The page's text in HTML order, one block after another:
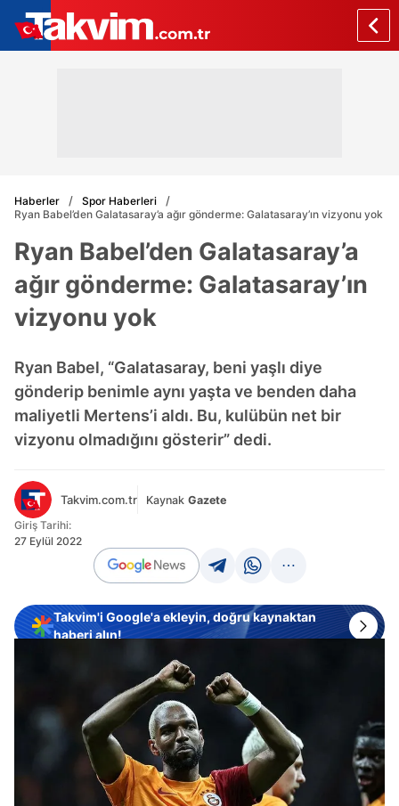
Haberler
Spor Haberleri
Ryan Babel’den Galatasaray’a ağır gönderme: Galatasaray’ın vizyonu yok
Ryan Babel’den Galatasaray’a
ağır gönderme: Galatasaray’ın
vizyonu yok
Ryan Babel, “Galatasaray, beni yaşlı diye
gönderip benimle aynı yaşta ve benden daha
maliyetli Mertens’i aldı. Bu, kulübün net bir
vizyonu olmadığını gösterir” dedi.
Takvim.com.tr Kaynak Gazete
Giriş Tarihi:
27 Eylül 2022
Takvim'i Google'a ekleyin, doğru kaynaktan
haberi alın!